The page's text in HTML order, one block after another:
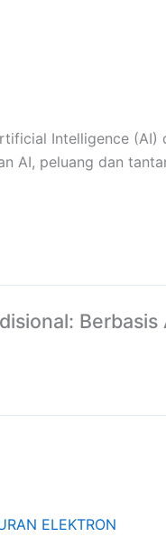
Intelligence
AI, peluang dan